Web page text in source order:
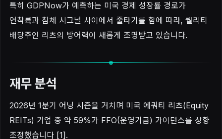
특히 GDPNow가 예측하는 미국 경제 성장률 경로가
연착륙과 침체 시그널 사이에서 줄타기를 함에 따라, 퀄리티
배당주인 리츠의 방어력이 새롭게 조명받고 있습니다.
재무 분석
2026년 1분기 어닝 시즌을 거치며 미국 에쿼티 리츠(Equity
REITs) 기업 중 약 59%가 FFO(운영기금) 가이던스를 상향
조정했습니다 [1].